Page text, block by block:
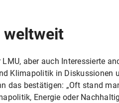
weltweit
aber auch Interessierte
Klimapolitik in Diskussionen
das bestätigen: „Oft stand
Energie oder